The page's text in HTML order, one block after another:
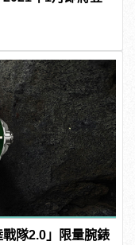
隊2.0」限量腕錶